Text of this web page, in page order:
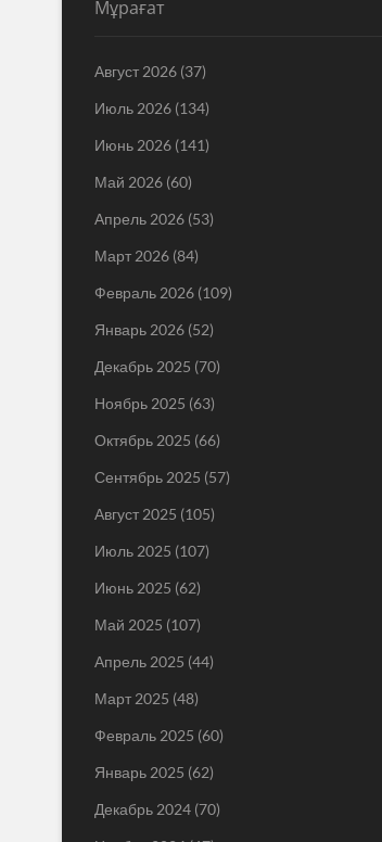
Мұрағат
Август 2026 (37)
Июль 2026 (134)
Июнь 2026 (141)
Май 2026 (60)
Апрель 2026 (53)
Март 2026 (84)
Февраль 2026 (109)
Январь 2026 (52)
Декабрь 2025 (70)
Ноябрь 2025 (63)
Октябрь 2025 (66)
Сентябрь 2025 (57)
Август 2025 (105)
Июль 2025 (107)
Июнь 2025 (62)
Май 2025 (107)
Апрель 2025 (44)
Март 2025 (48)
Февраль 2025 (60)
Январь 2025 (62)
Декабрь 2024 (70)